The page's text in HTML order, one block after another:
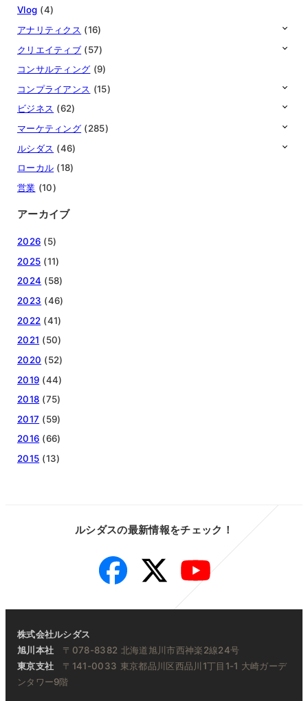
Vlog (4)
アナリティクス (16)
クリエイティブ (57)
コンサルティング (9)
コンプライアンス (15)
ビジネス (62)
マーケティング (285)
ルシダス (46)
ローカル (18)
営業 (10)
アーカイブ
2026 (5)
2025 (11)
2024 (58)
2023 (46)
2022 (41)
2021 (50)
2020 (52)
2019 (44)
2018 (75)
2017 (59)
2016 (66)
2015 (13)
ルシダスの最新情報をチェック！
Facebook Twitter YouTube
株式会社ルシダス
旭川本社 〒078-8382 北海道旭川市西神楽2線24号
東京支社 〒141-0033 東京都品川区西品川1丁目1-1 大崎ガーデ
ンタワー9階